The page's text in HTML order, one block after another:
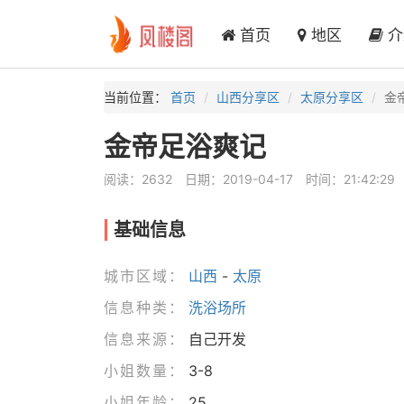
首页 地区 介
当前位置： 首页 山西分享区 太原分享区 金
金帝足浴爽记
阅读：2632 日期：2019-04-17 时间：21:42:29
基础信息
城市区域： 山西 - 太原
信息种类：
洗浴场所
信息来源：
自己开发
小姐数量：
3-8